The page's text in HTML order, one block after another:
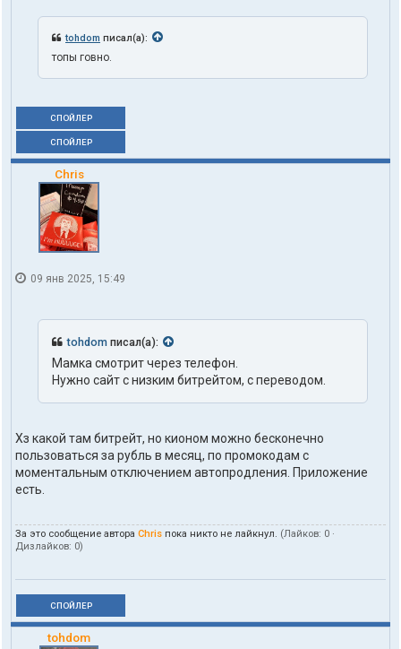
tohdom писал(а):
топы говно.
СПОЙЛЕР
СПОЙЛЕР
Chris
09 янв 2025, 15:49
tohdom писал(а):
Мамка смотрит через телефон.
Нужно сайт с низким битрейтом, с переводом.
Хз какой там битрейт, но кионом можно бесконечно
пользоваться за рубль в месяц, по промокодам с
моментальным отключением автопродления. Приложение
есть.
За это сообщение автора Chris пока никто не лайкнул. (Лайков: 0 ·
Дизлайков: 0)
СПОЙЛЕР
tohdom